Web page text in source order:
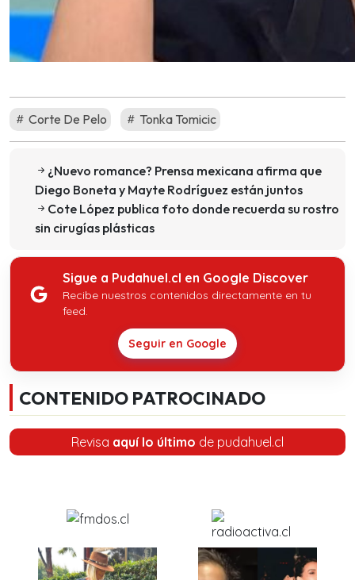
Corte De Pelo Tonka Tomicic
¿Nuevo romance? Prensa mexicana afirma que
Diego Boneta y Mayte Rodríguez están juntos
Cote López publica foto donde recuerda su rostro
sin cirugías plásticas
Sigue a Pudahuel.cl en Google Discover
Recibe nuestros contenidos directamente en tu
feed.
Seguir en Google
CONTENIDO PATROCINADO
Revisa aquí lo último de pudahuel.cl